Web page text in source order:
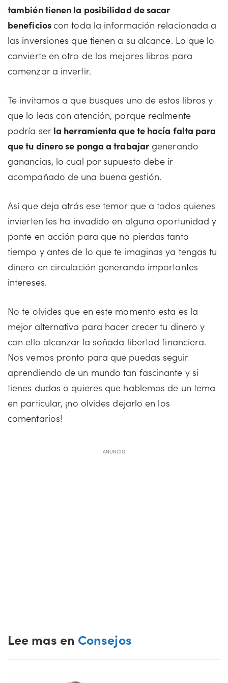
también tienen la posibilidad de sacar
beneficioscon toda la información relacionada a
las inversiones que tienen a su alcance. Lo que lo
convierte en otro de los mejores libros para
comenzar a invertir.
Te invitamos a que busques uno de estos libros y
que lo leas con atención, porque realmente
podría ser la herramienta que te hacía falta para
que tu dinero se ponga a trabajargenerando
ganancias, lo cual por supuesto debe ir
acompañado de una buena gestión.
Así que deja atrás ese temor que a todos quienes
invierten les ha invadido en alguna oportunidad y
ponte en acción para que no pierdas tanto
tiempo y antes de lo que te imaginas ya tengas tu
dinero en circulación generando importantes
intereses.
No te olvides que en este momento esta es la
mejor alternativa para hacer crecer tu dinero y
con ello alcanzar la soñada libertad financiera.
Nos vemos pronto para que puedas seguir
aprendiendo de un mundo tan fascinante y si
tienes dudas o quieres que hablemos de un tema
en particular, ¡no olvides dejarlo en los
comentarios!
ANUNCIO
Lee mas en Consejos